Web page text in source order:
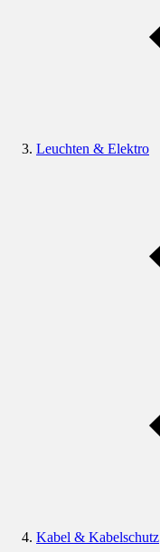
Leuchten & Elektro
Kabel & Kabelschutz